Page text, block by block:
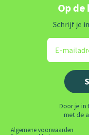
Op
Schrijf je
Door je in
met de
Algemene voorwaarden